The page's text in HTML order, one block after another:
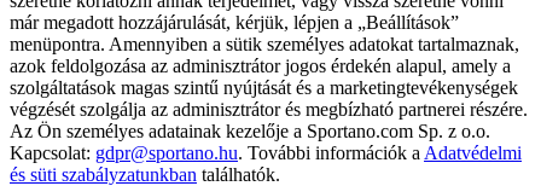
már megadott hozzájárulását, kérjük, lépjen a „Beállítások”
menüpontra. Amennyiben a sütik személyes adatokat tartalmaznak,
azok feldolgozása az adminisztrátor jogos érdekén alapul, amely a
szolgáltatások magas szintű nyújtását és a marketingtevékenységek
végzését szolgálja az adminisztrátor és megbízható partnerei részére.
Az Ön személyes adatainak kezelője a Sportano.com Sp. z o.o.
Kapcsolat: gdpr@sportano.hu. További információk a Adatvédelmi
és süti szabályzatunkban találhatók.